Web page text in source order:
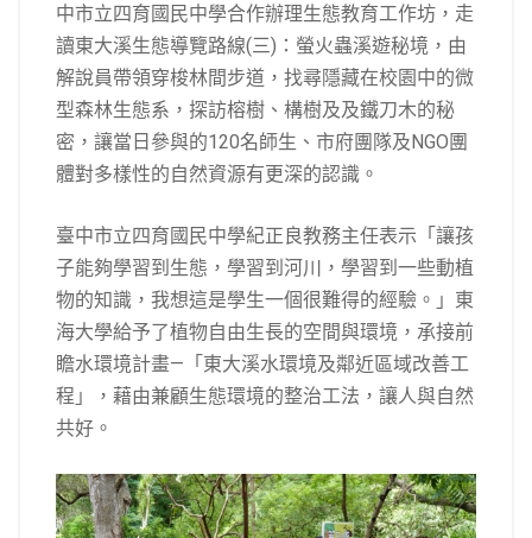
中市立四育國民中學合作辦理生態教育工作坊，走
讀東大溪生態導覽路線(三)：螢火蟲溪遊秘境，由
解說員帶領穿梭林間步道，找尋隱藏在校園中的微
型森林生態系，探訪榕樹、構樹及及鐵刀木的秘
密，讓當日參與的120名師生、市府團隊及NGO團
體對多樣性的自然資源有更深的認識。
臺中市立四育國民中學紀正良教務主任表示「讓孩
子能夠學習到生態，學習到河川，學習到一些動植
物的知識，我想這是學生一個很難得的經驗。」東
海大學給予了植物自由生長的空間與環境，承接前
瞻水環境計畫—「東大溪水環境及鄰近區域改善工
程」，藉由兼顧生態環境的整治工法，讓人與自然
共好。